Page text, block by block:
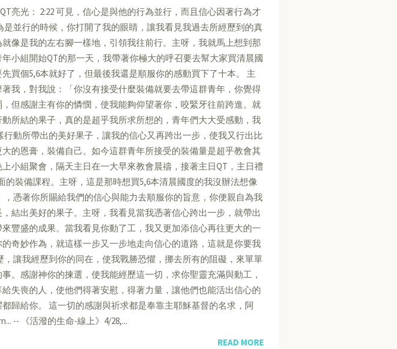
亮光： 2:22 可見，信心是與他的行為並行，而且信心因著行為才
並行的時候，你打開了我的眼睛，讓我看見我過去所經歷到的真
像是我的左右腳一樣地，引領我往前行。主呀，我就馬上想到那
小組開始QT的那一天，我帶著你極大的呼召要去幫大家買清晨國
買個5,6本就好了，但最後我還是順服你的感動買下了十本。 主
我，對我說：「你沒有接受什麼裝備就要去帶這群青年，你覺得
但感謝主有你的憐憫，使我能夠仰望著你，咬緊牙往前跨進。就
所結的果子，真的是超乎我所求所想的，青年們大大受感動，我
動所帶出的美好果子，讓我的信心又再跨出一步，使我又行出比
的恩膏，裝備自己。如今這群青年所接受的裝備量是超乎教會其
小組聚會，隔天主日在一大早來教會晨禱，接著主日QT，主日禮
的裝備課程。主呀，這是那時想買5,6本清晨國度的我沒辦法想像
憑著你所賜給我們的信心與能力去順服你的旨意，你便親自為我
結出美好的果子。主呀，我看見當我憑著信心跨出一步，就帶出
豐盛的成果。當我看見你動了工，我又更加添信心再往更大的一
奇妙作為，就這樣一步又一步地走向信心的道路，這就是你要我
讓我經歷到你的同在，使我戰勝恐懼，挪去所有的阻礙，來單單
。感謝神你的揀選，使我能經歷這一切，求你聖靈充滿與動工，
失喪的人，使他們得著安慰，得著力量，讓他們也能活出信心的
歸給你。 這一切的感謝與祈求都是奉靠主耶穌基督的名求，阿
-- 《活潑的生命-線上》4/28,...
READ MORE